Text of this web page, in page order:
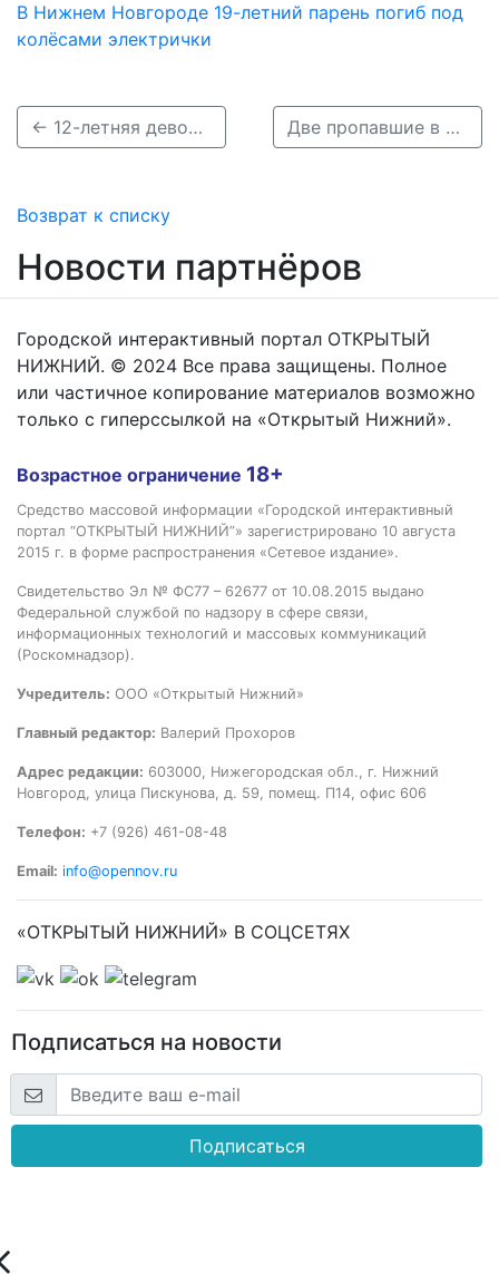
В Нижнем Новгороде 19-летний парень погиб под
колёсами электрички
← 12-летняя девочка пропала в Нижнем Новгороде 2 мая Две пропавшие в Кстове девочки 5 и 7 лет найдены живыми →
Возврат к списку
Новости партнёров
Городской интерактивный портал ОТКРЫТЫЙ
НИЖНИЙ. © 2024 Все права защищены. Полное
или частичное копирование материалов возможно
только с гиперссылкой на «Открытый Нижний».
Возрастное ограничение 18+
Средство массовой информации «Городской интерактивный
портал “ОТКРЫТЫЙ НИЖНИЙ”» зарегистрировано 10 августа
2015 г. в форме распространения «Сетевое издание».
Свидетельство Эл № ФС77 – 62677 от 10.08.2015 выдано
Федеральной службой по надзору в сфере связи,
информационных технологий и массовых коммуникаций
(Роскомнадзор).
Учредитель: ООО «Открытый Нижний»
Главный редактор: Валерий Прохоров
Адрес редакции: 603000, Нижегородская обл., г. Нижний
Новгород, улица Пискунова, д. 59, помещ. П14, офис 606
Телефон: +7 (926) 461-08-48
Email: info@opennov.ru
«ОТКРЫТЫЙ НИЖНИЙ» В СОЦСЕТЯХ
Подписаться на новости
Подписаться